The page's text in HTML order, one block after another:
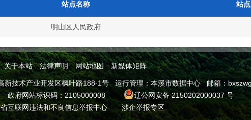
站点名称 站
明山区人民政府
关于本站 法律声明 网站地图 新媒体矩阵
新技术产业开发区枫叶路188-1号 运行管理：本溪市数据中心 邮箱：
府网站标识码：2105000008
辽公网安备 2150202000037 号
互联网违法和不良信息举报中心
涉企举报专区